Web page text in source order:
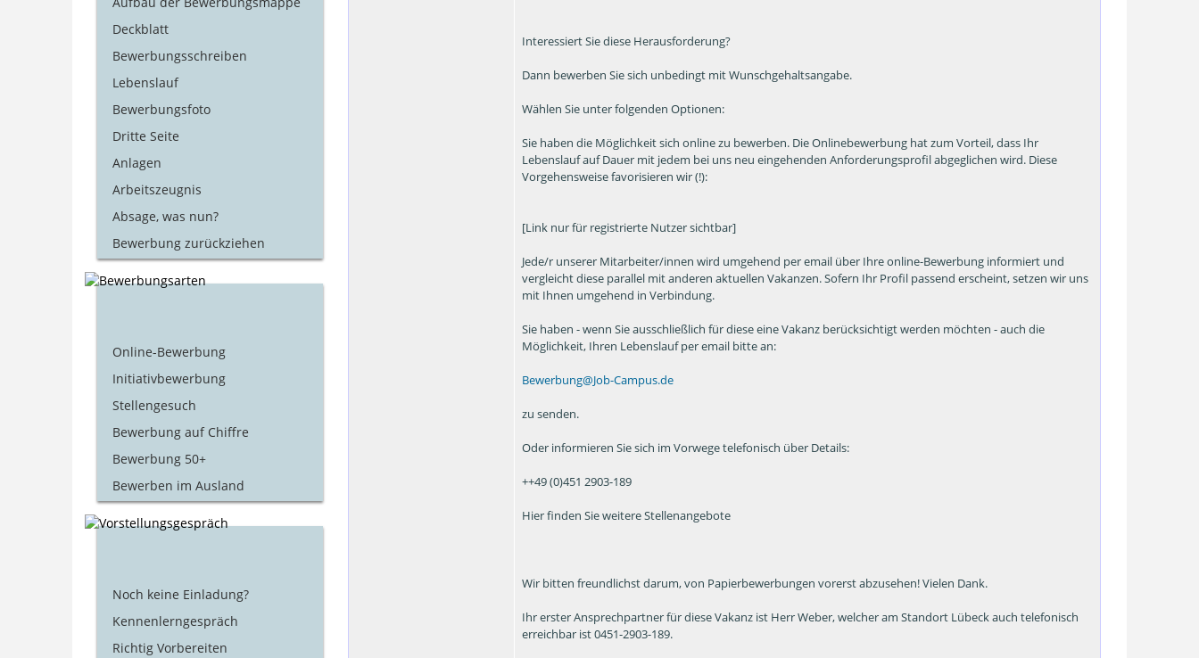
Interessiert Sie diese Herausforderung?
Dann bewerben Sie sich unbedingt mit Wunschgehaltsangabe.
Wählen Sie unter folgenden Optionen:
Sie haben die Möglichkeit sich online zu bewerben. Die Onlinebewerbung hat zum Vorteil, dass Ihr
Lebenslauf auf Dauer mit jedem bei uns neu eingehenden Anforderungsprofil abgeglichen wird. Diese
Vorgehensweise favorisieren wir (!):
[Link nur für registrierte Nutzer sichtbar]
Jede/r unserer Mitarbeiter/innen wird umgehend per email über Ihre online-Bewerbung informiert und
vergleicht diese parallel mit anderen aktuellen Vakanzen. Sofern Ihr Profil passend erscheint, setzen wir uns
mit Ihnen umgehend in Verbindung.
Sie haben - wenn Sie ausschließlich für diese eine Vakanz berücksichtigt werden möchten - auch die
Möglichkeit, Ihren Lebenslauf per email bitte an:
Bewerbung@Job-Campus.de
zu senden.
Oder informieren Sie sich im Vorwege telefonisch über Details:
++49 (0)451 2903-189
Hier finden Sie weitere Stellenangebote
Wir bitten freundlichst darum, von Papierbewerbungen vorerst abzusehen! Vielen Dank.
Ihr erster Ansprechpartner für diese Vakanz ist Herr Weber, welcher am Standort Lübeck auch telefonisch
erreichbar ist 0451-2903-189.
Deckblatt
Bewerbungsschreiben
Lebenslauf
Bewerbungsfoto
Dritte Seite
Anlagen
Arbeitszeugnis
Absage, was nun?
Bewerbung zurückziehen
Online-Bewerbung
Initiativbewerbung
Stellengesuch
Bewerbung auf Chiffre
Bewerbung 50+
Bewerben im Ausland
Noch keine Einladung?
Kennenlerngespräch
Richtig Vorbereiten